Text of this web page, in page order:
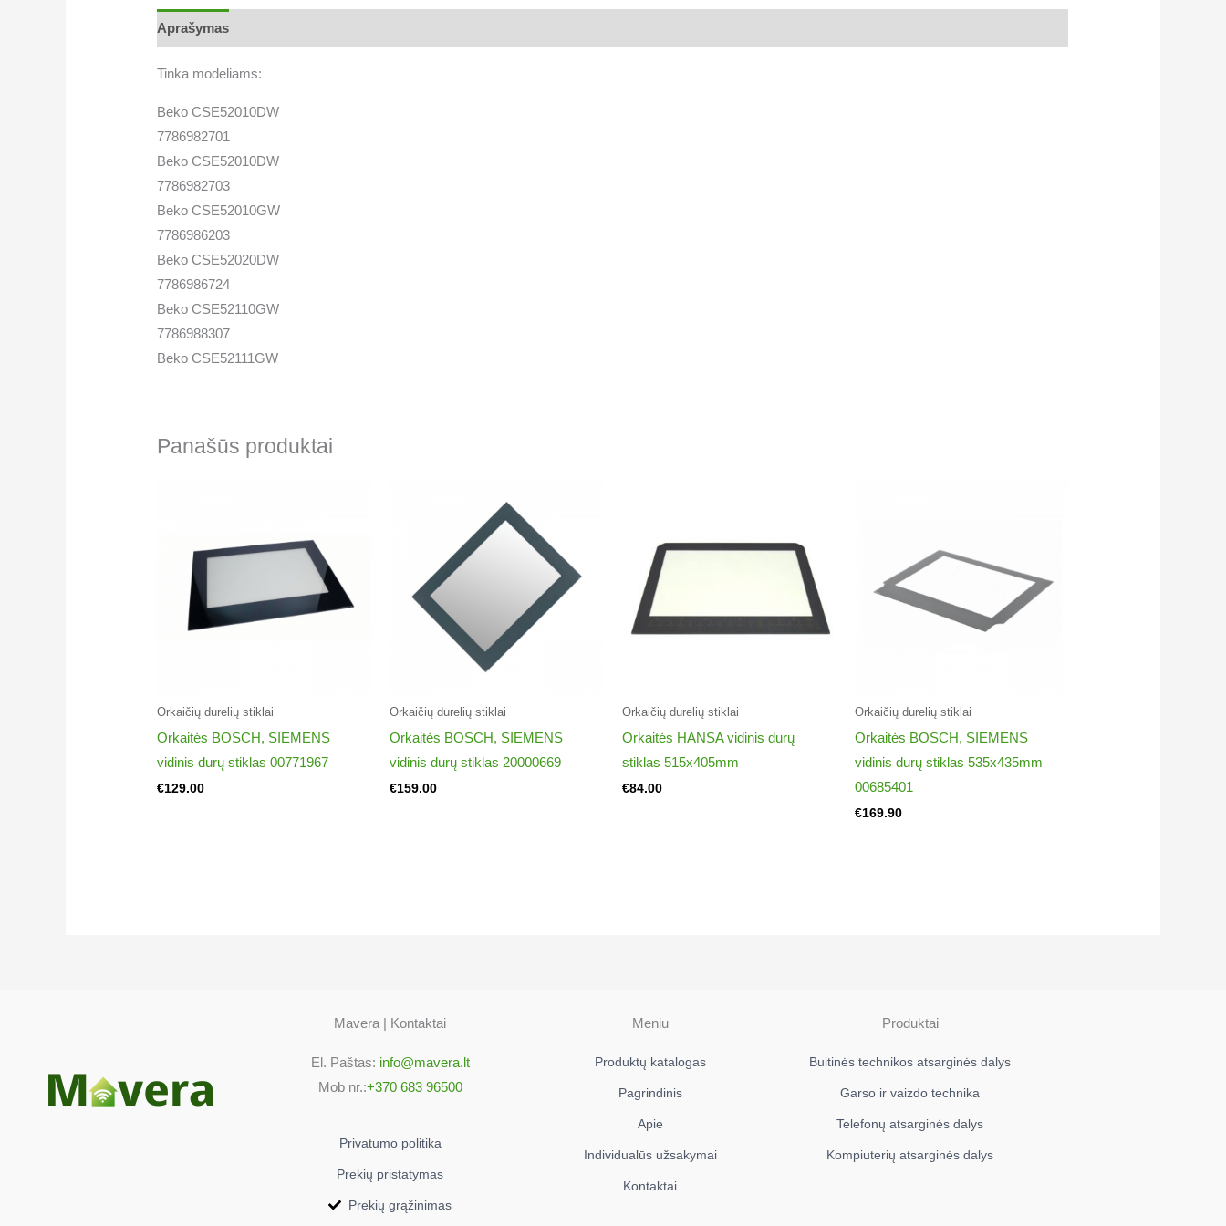
Aprašymas
Tinka modeliams:
Beko CSE52010DW
7786982701
Beko CSE52010DW
7786982703
Beko CSE52010GW
7786986203
Beko CSE52020DW
7786986724
Beko CSE52110GW
7786988307
Beko CSE52111GW
Beko CSE52320DW
Beko CSE52322DW
7786986741
Beko CSE52322DW
7786986760
Beko CSE57100GW
Panašūs produktai
Orkaičių durelių stiklai​
Orkaitės BOSCH, SIEMENS
vidinis durų stiklas 00771967
€129.00
Orkaičių durelių stiklai​
Orkaitės BOSCH, SIEMENS
vidinis durų stiklas 20000669
€159.00
Orkaičių durelių stiklai​
Orkaitės HANSA vidinis durų
stiklas 515x405mm
€84.00
Orkaičių durelių stiklai​
Orkaitės BOSCH, SIEMENS
vidinis durų stiklas 535x435mm
00685401
€169.90
Mavera | Kontaktai
El. Paštas: info@mavera.lt
Mob nr.:+370 683 96500
Privatumo politika
Prekių pristatymas
Prekių grąžinimas
Meniu
Produktų katalogas
Pagrindinis
Apie
Individualūs užsakymai
Kontaktai
Produktai
Buitinės technikos atsarginės dalys
Garso ir vaizdo technika
Telefonų atsarginės dalys
Kompiuterių atsarginės dalys